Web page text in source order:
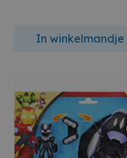
In winkelmandje